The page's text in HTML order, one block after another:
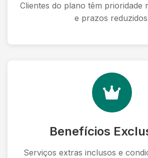
Clientes do plano têm prioridade
e prazos
Benefícios
Serviços extras inclusos e